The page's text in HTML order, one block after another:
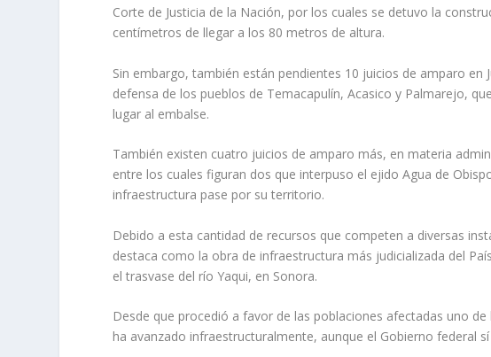
Corte de Justicia de la Nación, por los cuales se detuvo la
centímetros de llegar a los 80 metros de altura.
Sin embargo, también están pendientes 10 juicios de amparo en
defensa de los pueblos de Temacapulín, Acasico y Palmarejo,
lugar al embalse.
También existen cuatro juicios de amparo más, en materia
entre los cuales figuran dos que interpuso el ejido Agua de
infraestructura pase por su territorio.
Debido a esta cantidad de recursos que competen a diversas
destaca como la obra de infraestructura más judicializada del
el trasvase del río Yaqui, en Sonora.
Desde que procedió a favor de las poblaciones afectadas uno
ha avanzado infraestructuralmente, aunque el Gobierno federal